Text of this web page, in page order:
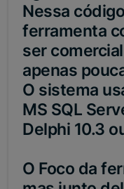
Nessa
ferramenta
ser
apenas
O sistema
MS SQL
Delphi 10.3
O Foco da